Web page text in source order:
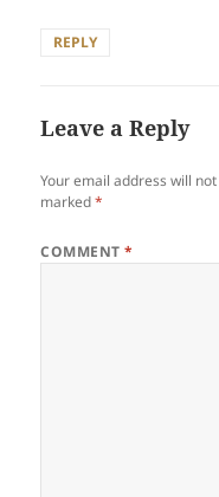
REPLY
Leave a Reply
Your email address will
marked*
COMMENT*